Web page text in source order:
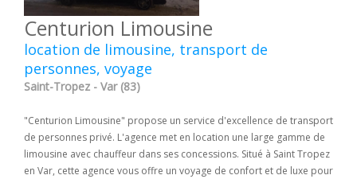
Centurion Limousine
location de limousine, transport de
personnes, voyage
Saint-Tropez - Var (83)
"Centurion Limousine" propose un service d'excellence de transport
de personnes privé. L'agence met en location une large gamme de
limousine avec chauffeur dans ses concessions. Situé à Saint Tropez
en Var, cette agence vous offre un voyage de confort et de luxe pour